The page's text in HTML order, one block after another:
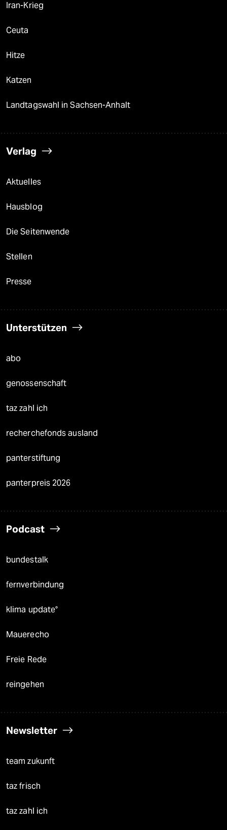
Iran-Krieg
Ceuta
Hitze
Katzen
Landtagswahl in Sachsen-Anhalt
Verlag
Aktuelles
Hausblog
Die Seitenwende
Stellen
Presse
Unterstützen
abo
genossenschaft
taz zahl ich
recherchefonds ausland
panterstiftung
panterpreis 2026
Podcast
bundestalk
fernverbindung
klima update°
Mauerecho
Freie Rede
reingehen
Newsletter
team zukunft
taz frisch
taz zahl ich